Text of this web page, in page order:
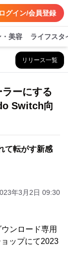
ログイン/会員登録
・美容 ライフスタ
リリース一覧
ラーにする
Switch向
て転がす新感
年3月2日 09:30
ンロード専用
ップにて2023